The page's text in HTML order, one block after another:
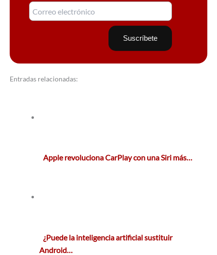
Entradas relacionadas:
Apple revoluciona CarPlay con una Siri más…
¿Puede la inteligencia artificial sustituir
Android…